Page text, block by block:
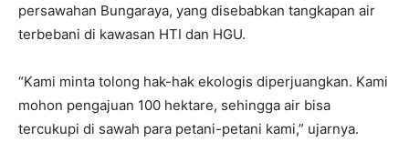
persawahan Bungaraya, yang disebabkan tangkapan air
terbebani di kawasan HTI dan HGU.
“Kami minta tolong hak-hak ekologis diperjuangkan. Kami
mohon pengajuan 100 hektare, sehingga air bisa
tercukupi di sawah para petani-petani kami,” ujarnya.